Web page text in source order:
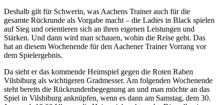
Deshalb gilt für Schwerin, was Aachens Trainer auch für die
gesamte Rückrunde als Vorgabe macht – die Ladies in Black spielen
auf Sieg und orientieren sich an ihren eigenen Leistungen und
Stärken. Und dann wird man schauen, wohin die Reise geht. Das
hat an diesem Wochenende für den Aachener Trainer Vorrang vor
dem Spielergebnis.
Da sieht er das kommende Heimspiel gegen die Roten Raben
Vilsbiburg als wichtigeren Gradmesser. Am folgenden Wochenende
steht bereits die Rückrundenbegegnung an und man möchte an das
Spiel in Vilsbiburg anknüpfen, wenn es dann am Samstag, dem 30.